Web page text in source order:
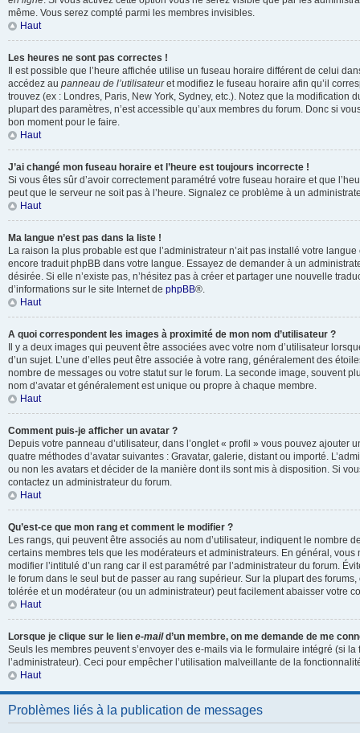
même. Vous serez compté parmi les membres invisibles.
Haut
Les heures ne sont pas correctes !
Il est possible que l’heure affichée utilise un fuseau horaire différent de celui
accédez au panneau de l’utilisateuret modifiez le fuseau horaire afin qu’il
trouvez (ex : Londres, Paris, New York, Sydney, etc.). Notez que la modification
plupart des paramètres, n’est accessible qu’aux membres du forum. Donc si
bon moment pour le faire.
Haut
J’ai changé mon fuseau horaire et l’heure est toujours incorrecte !
Si vous êtes sûr d’avoir correctement paramétré votre fuseau horaire et que
peut que le serveur ne soit pas à l’heure. Signalez ce problème à un
Haut
Ma langue n’est pas dans la liste !
La raison la plus probable est que l’administrateur n’ait pas installé votre
encore traduit phpBB dans votre langue. Essayez de demander à un
désirée. Si elle n’existe pas, n’hésitez pas à créer et partager une nouvelle
d’informations sur le site Internet de phpBB®.
Haut
A quoi correspondent les images à proximité de mon nom d’utilisateur ?
Il y a deux images qui peuvent être associées avec votre nom d’utilisateur
d’un sujet. L’une d’elles peut être associée à votre rang, généralement des
nombre de messages ou votre statut sur le forum. La seconde image, souvent
nom d’avatar et généralement est unique ou propre à chaque membre.
Haut
Comment puis-je afficher un avatar ?
Depuis votre panneau d’utilisateur, dans l’onglet « profil » vous pouvez ajouter
quatre méthodes d’avatar suivantes : Gravatar, galerie, distant ou importé.
ou non les avatars et décider de la manière dont ils sont mis à disposition. Si
contactez un administrateur du forum.
Haut
Qu’est-ce que mon rang et comment le modifier ?
Les rangs, qui peuvent être associés au nom d’utilisateur, indiquent le nombre
certains membres tels que les modérateurs et administrateurs. En général, vous
modifier l’intitulé d’un rang car il est paramétré par l’administrateur du forum.
le forum dans le seul but de passer au rang supérieur. Sur la plupart des
tolérée et un modérateur (ou un administrateur) peut facilement abaisser votre
Haut
Lorsque je clique sur le lien e-maild’un membre, on me demande de me
Seuls les membres peuvent s’envoyer des e-mails via le formulaire intégré (si
l’administrateur). Ceci pour empêcher l’utilisation malveillante de la
Haut
Problèmes liés à la publication de messages